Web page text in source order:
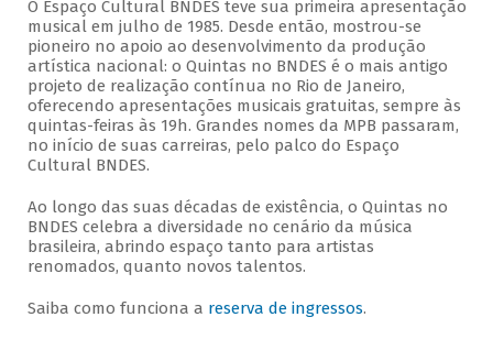
O Espaço Cultural BNDES teve sua primeira apresentação
musical em julho de 1985. Desde então, mostrou-se
pioneiro no apoio ao desenvolvimento da produção
artística nacional: o Quintas no BNDES é o mais antigo
projeto de realização contínua no Rio de Janeiro,
oferecendo apresentações musicais gratuitas, sempre às
quintas-feiras às 19h. Grandes nomes da MPB passaram,
no início de suas carreiras, pelo palco do Espaço
Cultural BNDES.
Ao longo das suas décadas de existência, o Quintas no
BNDES celebra a diversidade no cenário da música
brasileira, abrindo espaço tanto para artistas
renomados, quanto novos talentos.
Saiba como funciona a reserva de ingressos.